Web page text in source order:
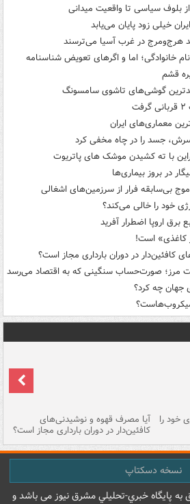
بلوف سیاسی تا واقعیت میدانی
خیلی زود پایان می‌یابد
هرج‌ومرج در غرب آسیا می‌ترسند
خانوادگی؛ اما و اگرهای تعویض شناسنامه
قشم
گوشی‌های تاشوی سامسونگ
معماری‌های ایران
جسد را در چاه مخفی کرد
با ته کشیدن موشک های پاتریوت
در بروز بیماری‌ها
بی‌سابقه فرار از سرزمین‌های اشغالی
خود را خالی می‌کند؟
برق اروپا اضطرار آفرید
کاغذی» است!
کافئین‌دار در دوران بارداری مجاز است؟
مرز؛ صورت‌حساب سنگینی که به اقتصاد می‌رسد
جهان چه کرد؟
خود را آیا مصرف قهوه و نوشیدنی‌های
کافئین‌دار در دوران بارداری مجاز است؟
نسخه دسکتاپ
پایگاه خبري-تحليلي مشرق نيوز می باشد و